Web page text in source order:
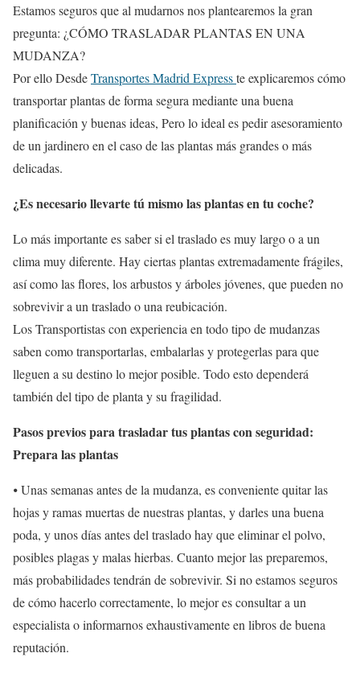
Estamos seguros que al mudarnos nos plantearemos la gran
pregunta: ¿CÓMO TRASLADAR PLANTAS EN UNA
MUDANZA?
Por ello DesdeTransportes Madrid Expresste explicaremos cómo
transportar plantas de forma segura mediante una buena
planificación y buenas ideas, Pero lo ideal es pedir asesoramiento
de un jardinero en el caso de las plantas más grandes o más
delicadas.
¿Es necesario llevarte tú mismo las plantas en tu coche?
Lo más importante es saber si el traslado es muy largo o a un
clima muy diferente. Hay ciertas plantas extremadamente frágiles,
así como las flores, los arbustos y árboles jóvenes, que pueden no
sobrevivir a un traslado o una reubicación.
Los Transportistas con experiencia en todo tipo de mudanzas
saben como transportarlas, embalarlas y protegerlas para que
lleguen a su destino lo mejor posible. Todo esto dependerá
también del tipo de planta y su fragilidad.
Pasos previos para trasladar tus plantas con seguridad:
Prepara las plantas
⦁ Unas semanas antes de la mudanza, es conveniente quitar las
hojas y ramas muertas de nuestras plantas, y darles una buena
poda, y unos días antes del traslado hay que eliminar el polvo,
posibles plagas y malas hierbas. Cuanto mejor las preparemos,
más probabilidades tendrán de sobrevivir. Si no estamos seguros
de cómo hacerlo correctamente, lo mejor es consultar a un
especialista o informarnos exhaustivamente en libros de buena
reputación.